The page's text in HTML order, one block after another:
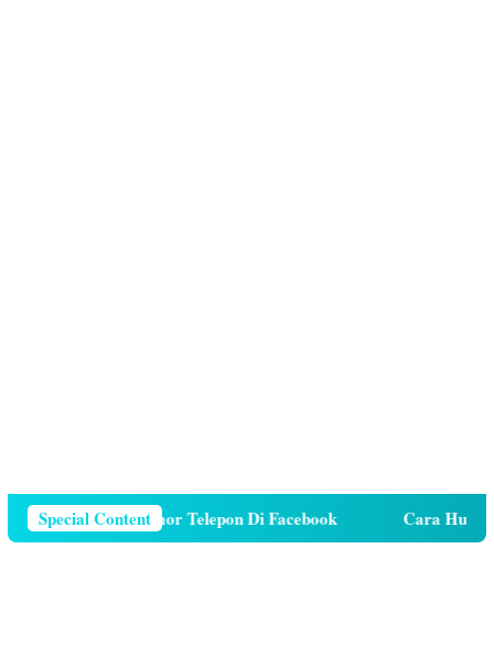
Special Content
Menghapus Nomor Telepon Di Facebook Cara Hutang